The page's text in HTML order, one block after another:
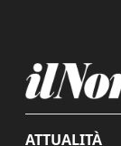
ATTUALITÀ